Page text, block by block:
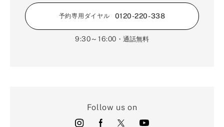
予約専用ダイヤル 0120-220-338
9:30～16:00 ・通話無料
Follow us on